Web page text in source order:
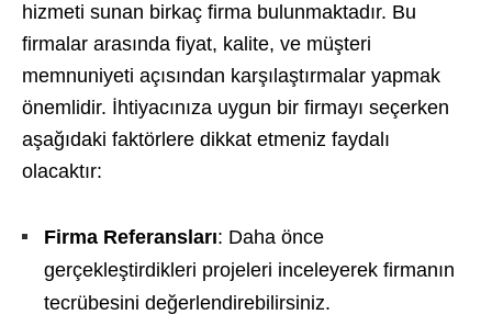
hizmeti sunan birkaç firma bulunmaktadır. Bu
firmalar arasında fiyat, kalite, ve müşteri
memnuniyeti açısından karşılaştırmalar yapmak
önemlidir. İhtiyacınıza uygun bir firmayı seçerken
aşağıdaki faktörlere dikkat etmeniz faydalı
olacaktır:
Firma Referansları: Daha önce
gerçekleştirdikleri projeleri inceleyerek firmanın
tecrübesini değerlendirebilirsiniz.